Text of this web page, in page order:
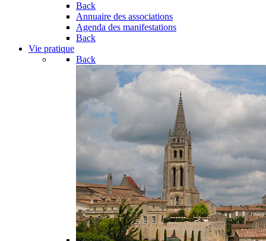
Back
Annuaire des associations
Agenda des manifestations
Back
Vie pratique
Back